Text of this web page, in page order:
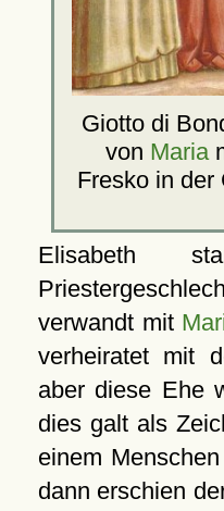
Giotto di
von Maria
Fresko in der
Elisabeth
verwandt mit
verheiratet mit
aber diese Ehe
dies galt als
einem
dann erschien